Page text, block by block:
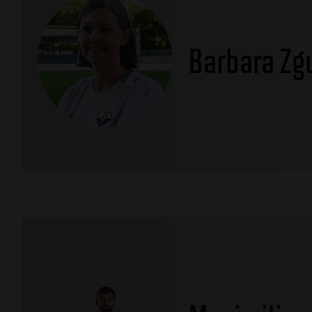
Barbara